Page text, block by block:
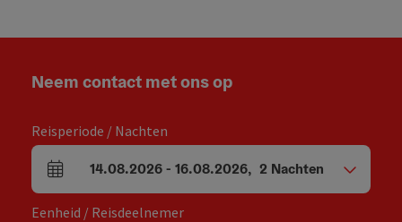
Neem contact met ons op
Reisperiode / Nachten
Velden voor aankomst en vertrek
14.08.2026- 16.08.2026, 2 Nachten
Eenheid / Reisdeelnemer